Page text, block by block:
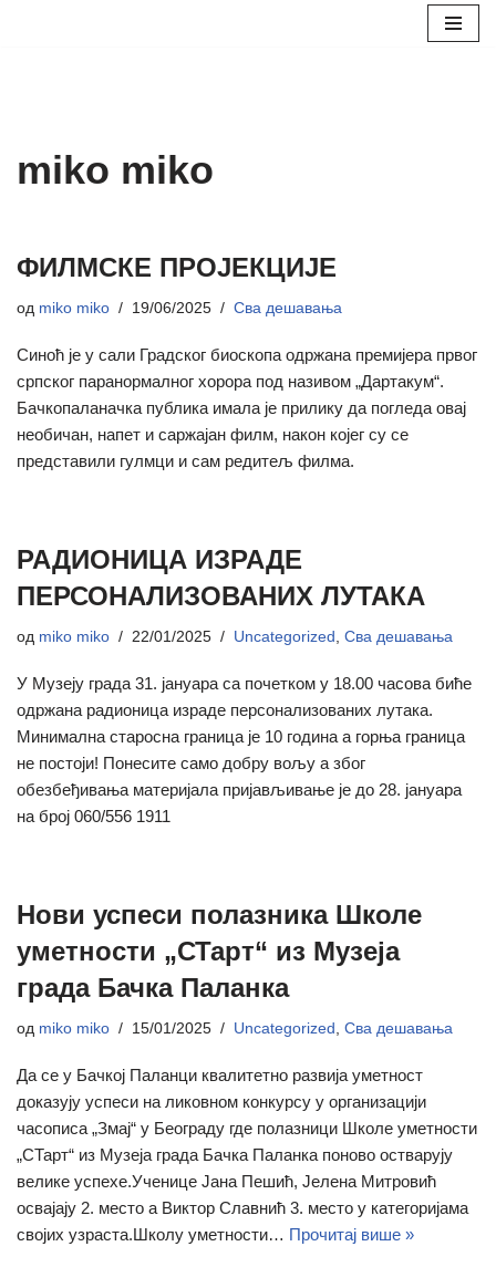
miko miko
ФИЛМСКЕ ПРОЈЕКЦИЈЕ
од miko miko 19/06/2025 Сва дешавања
Синоћ је у сали Градског биоскопа одржана премијера првог
српског паранормалног хорора под називом „Дартакум“.
Бачкопаланачка публика имала је прилику да погледа овај
необичан, напет и саржајан филм, након којег су се
представили гулмци и сам редитељ филма.
РАДИОНИЦА ИЗРАДЕ
ПЕРСОНАЛИЗОВАНИХ ЛУТАКА
од miko miko 22/01/2025 Uncategorized , Сва дешавања
У Музеју града 31. јануара са почетком у 18.00 часова биће
одржана радионица израде персонализованих лутака.
Минимална старосна граница је 10 година а горња граница
не постоји! Понесите само добру вољу а због
обезбеђивања материјала пријављивање је до 28. јануара
на број 060/556 1911
Нови успеси полазника Школе
уметности „СТарт“ из Музеја
града Бачка Паланка
од miko miko 15/01/2025 Uncategorized , Сва дешавања
Да се у Бачкој Паланци квалитетно развија уметност
доказују успеси на ликовном конкурсу у организацији
часописа „Змај“ у Београду где полазници Школе уметности
„СТарт“ из Музеја града Бачка Паланка поново остварују
велике успехе.Ученице Јана Пешић, Јелена Митровић
освајају 2. место а Виктор Славнић 3. место у категоријама
својих узраста.Школу уметности… Прочитај више »